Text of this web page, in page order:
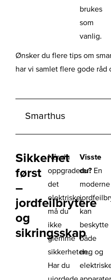
brukes
som
vanlig.
Ønsker du flere tips om
har vi samlet flere gode råd
Smarthus
Sikkerhet
først
–
jordfeilbrytere
og
sikringsskap
Når du
oppgraderer
det
elektriske,
må du
ikke
glemme
sikkerheten.
Har du
Visste
du? En
moderne
kan
beskytte
både
deg og